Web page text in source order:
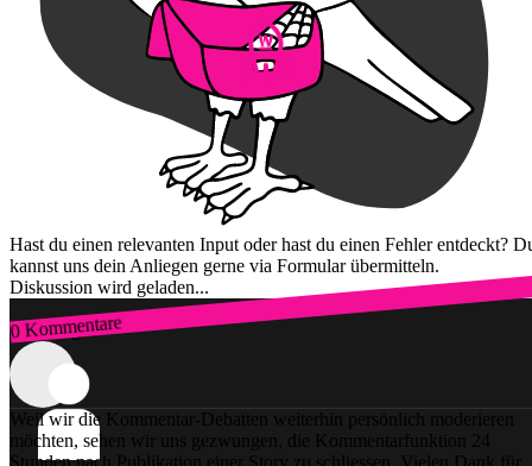
Hast du einen relevanten Input oder hast du einen Fehler entdeckt?
kannst uns dein Anliegen gerne via Formular übermitteln.
Diskussion wird geladen...
0 Kommentare
Zum Login
Weil wir die Kommentar-Debatten weiterhin persönlich moderieren
möchten, sehen wir uns gezwungen, die Kommentarfunktion 24
Stunden nach Publikation einer Story zu schliessen. Vielen Dank für